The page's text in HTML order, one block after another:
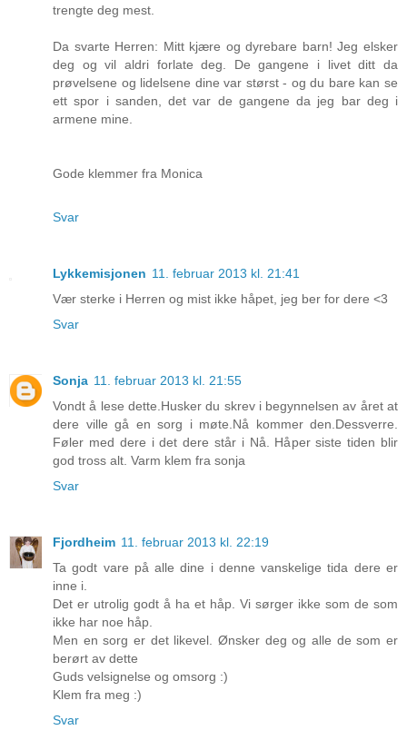
trengte deg mest.
Da svarte Herren: Mitt kjære og dyrebare barn! Jeg elsker
deg og vil aldri forlate deg. De gangene i livet ditt da
prøvelsene og lidelsene dine var størst - og du bare kan se
ett spor i sanden, det var de gangene da jeg bar deg i
armene mine.
Gode klemmer fra Monica
Svar
Lykkemisjonen 11. februar 2013 kl. 21:41
Vær sterke i Herren og mist ikke håpet, jeg ber for dere <3
Svar
Sonja 11. februar 2013 kl. 21:55
Vondt å lese dette.Husker du skrev i begynnelsen av året at
dere ville gå en sorg i møte.Nå kommer den.Dessverre.
Føler med dere i det dere står i Nå. Håper siste tiden blir
god tross alt. Varm klem fra sonja
Svar
Fjordheim 11. februar 2013 kl. 22:19
Ta godt vare på alle dine i denne vanskelige tida dere er
inne i.
Det er utrolig godt å ha et håp. Vi sørger ikke som de som
ikke har noe håp.
Men en sorg er det likevel. Ønsker deg og alle de som er
berørt av dette
Guds velsignelse og omsorg :)
Klem fra meg :)
Svar